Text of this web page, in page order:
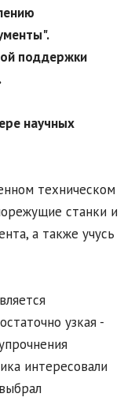
поддержки
научных
техническом
станки и
а также учусь
узкая -
интересовали